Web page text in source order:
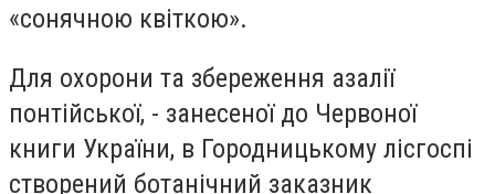
«сонячною квіткою».
Для охорони та збереження азалії
понтійської, - занесеної до Червоної
книги України, в Городницькому лісгоспі
створений ботанічний заказник